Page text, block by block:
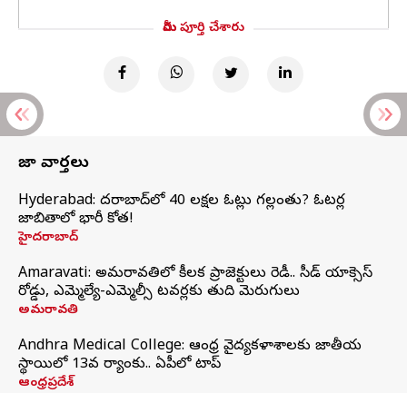
మీరు పూర్తి చేశారు
తాజా వార్తలు
Hyderabad: హైదరాబాద్‌లో 40 లక్షల ఓట్లు గల్లంతు? ఓటర్ల
జాబితాలో భారీ కోత!
హైదరాబాద్
Amaravati: అమరావతిలో కీలక ప్రాజెక్టులు రెడీ.. సీడ్‌ యాక్సెస్‌
రోడ్డు, ఎమ్మెల్యే-ఎమ్మెల్సీ టవర్లకు తుది మెరుగులు
అమరావతి
Andhra Medical College: ఆంధ్ర వైద్యకళాశాలకు జాతీయ
స్థాయిలో 13వ ర్యాంకు.. ఏపీలో టాప్
ఆంధ్రప్రదేశ్